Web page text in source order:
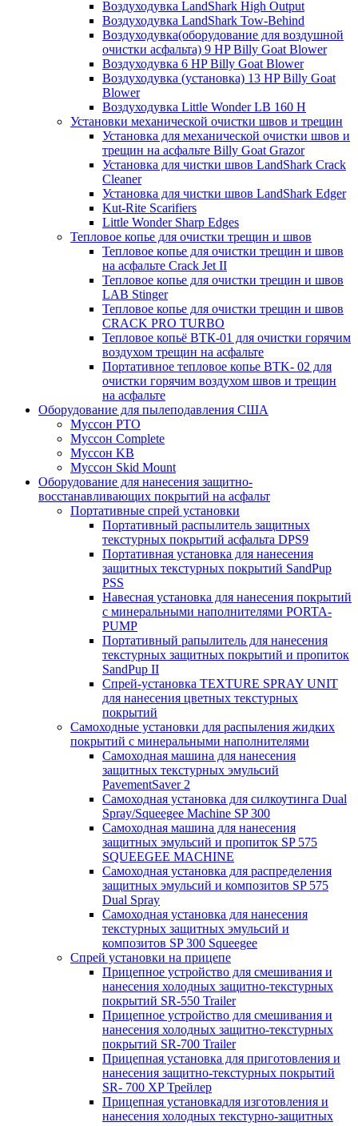
Воздуходувка LandShark High Output
Воздуходувка LandShark Tow-Behind
Воздуходувка(оборудование для воздушной
очистки асфальта) 9 HP Billy Goat Blower
Воздуходувка 6 HP Billy Goat Blower
Воздуходувка (установка) 13 HP Billy Goat
Blower
Воздуходувка Little Wonder LB 160 H
Установки механической очистки швов и трещин
Установка для механической очистки швов и
трещин на асфальте Billy Goat Grazor
Установка для чистки швов LandShark Crack
Cleaner
Установка для чистки швов LandShark Edger
Kut-Rite Scarifiers
Little Wonder Sharp Edges
Тепловое копье для очистки трещин и швов
Тепловое копье для очистки трещин и швов
на асфальте Crack Jet II
Тепловое копье для очистки трещин и швов
LAB Stinger
Тепловое копье для очистки трещин и швов
CRACK PRO TURBO
Тепловое копьё ВТК-01 для очистки горячим
воздухом трещин на асфальте
Портативное тепловое копье BTK- 02 для
очистки горячим воздухом швов и трещин
на асфальте
Оборудование для пылеподавления США
Муссон PTO
Муссон Complete
Муссон KB
Муссон Skid Mount
Оборудование для нанесения защитно-
восстанавливающих покрытий на асфальт
Портативные спрей установки
Портативный распылитель защитных
текстурных покрытий асфальта DPS9
Портативная установка для нанесения
защитных текстурных покрытий SandPup
PSS
Навесная установка для нанесения покрытий
с минеральными наполнителями PORTA-
PUMP
Портативный рапылитель для нанесения
текстурных защитных покрытий и пропиток
SandPup II
Спрей-установка TEXTURE SPRAY UNIT
для нанесения цветных текстурных
покрытий
Самоходные установки для распыления жидких
покрытий с минеральными наполнителями
Самоходная машина для нанесения
защитных текстурных эмульсий
PavementSaver 2
Самоходная установка для силкоутинга Dual
Spray/Squeegee Machine SP 300
Самоходная машина для нанесения
защитных эмульсий и пропиток SP 575
SQUEEGEE MACHINE
Самоходная установка для распределения
защитных эмульсий и композитов SP 575
Dual Spray
Самоходная установка для нанесения
текстурных защитных эмульсий и
композитов SP 300 Squeegee
Спрей установки на прицепе
Прицепное устройство для смешивания и
нанесения холодных защитно-текстурных
покрытий SR-550 Trailer
Прицепное устройство для смешивания и
нанесения холодных защитно-текстурных
покрытий SR-700 Trailer
Прицепная установка для приготовления и
нанесения защитно-текстурных покрытий
SR- 700 XP Трейлер
Прицепная установкадля изготовления и
нанесения холодных текстурно-защитных